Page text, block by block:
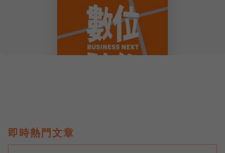
即時熱門文章